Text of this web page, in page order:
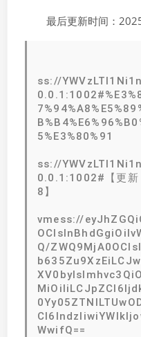
最后更新时间：
ss://
5%E3%80%91
ss://
0.0.1:1002#【更
8】
vmess://
Q/
WwifQ==